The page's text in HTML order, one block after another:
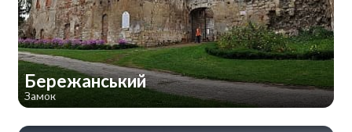
Бережанський
Замок